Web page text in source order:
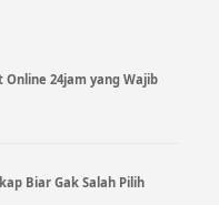
Online 24jam yang Wajib
Biar Gak Salah Pilih